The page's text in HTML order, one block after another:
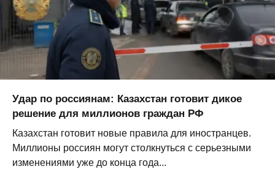
Удар по россиянам: Казахстан готовит дикое
решение для миллионов граждан РФ
Казахстан готовит новые правила для иностранцев.
Миллионы россиян могут столкнуться с серьезными
изменениями уже до конца года...